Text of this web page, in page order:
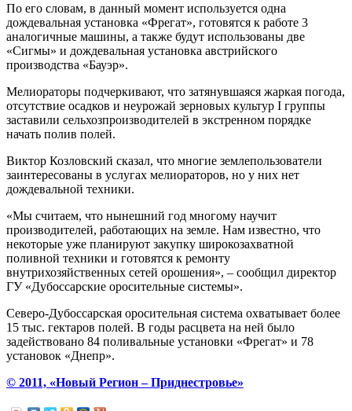
По его словам, в данный момент используется одна
дождевальная установка «Фрегат», готовятся к работе 3
аналогичные машины, а также будут использованы две
«Сигмы» и дождевальная установка австрийского
производства «Бауэр».
Мелиораторы подчеркивают, что затянувшаяся жаркая погода,
отсутствие осадков и неурожай зерновых культур I группы
заставили сельхозпроизводителей в экстренном порядке
начать полив полей.
Виктор Козловский сказал, что многие землепользователи
заинтересованы в услугах мелиораторов, но у них нет
дождевальной техники.
«Мы считаем, что нынешний год многому научит
производителей, работающих на земле. Нам известно, что
некоторые уже планируют закупку широкозахватной
поливной техники и готовятся к ремонту
внутрихозяйственных сетей орошения», – сообщил директор
ГУ «Дубоссарские оросительные системы».
Северо-Дубоссарская оросительная система охватывает более
15 тыс. гектаров полей. В годы расцвета на ней было
задействовано 84 поливальные установки «Фрегат» и 78
установок «Днепр».
© 2011, «Новый Регион – Приднестровье»